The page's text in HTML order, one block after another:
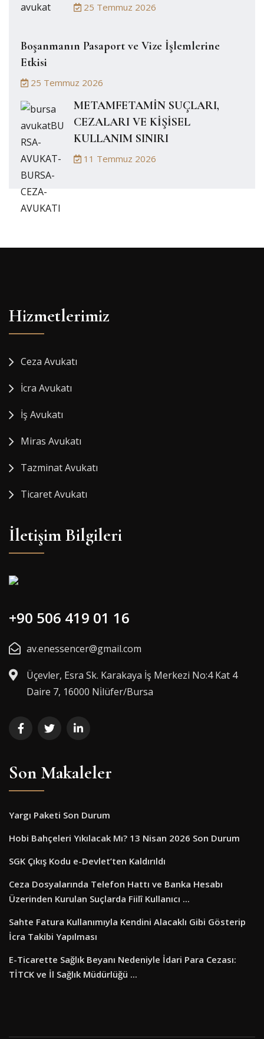
25 Temmuz 2026
Boşanmanın Pasaport ve Vize İşlemlerine
Etkisi
25 Temmuz 2026
METAMFETAMİN SUÇLARI,
CEZALARI VE KİŞİSEL
KULLANIM SINIRI
11 Temmuz 2026
Hizmetlerimiz
Ceza Avukatı
İcra Avukatı
İş Avukatı
Miras Avukatı
Tazminat Avukatı
Ticaret Avukatı
İletişim Bilgileri
+90 506 419 01 16
av.enessencer@gmail.com
Üçevler, Esra Sk. Karakaya İş Merkezi No:4 Kat 4
Daire 7, 16000 Ni̇lüfer/Bursa
Son Makaleler
Yargı Paketi Son Durum
Hobi Bahçeleri Yıkılacak Mı? 13 Nisan 2026 Son Durum
SGK Çıkış Kodu e-Devlet’ten Kaldırıldı
Ceza Dosyalarında Telefon Hattı ve Banka Hesabı
Üzerinden Kurulan Suçlarda Fiilî Kullanıcı ...
Sahte Fatura Kullanımıyla Kendini Alacaklı Gibi Gösterip
İcra Takibi Yapılması
E-Ticarette Sağlık Beyanı Nedeniyle İdari Para Cezası:
TİTCK ve İl Sağlık Müdürlüğü ...